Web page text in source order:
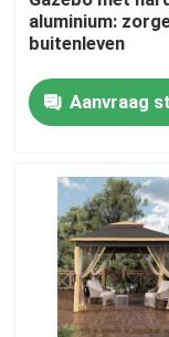
Contacteer ons
Nieuws
Verzoek om
De Pergola
De Pergola
aluminium:
buitenleven
Aanvraag